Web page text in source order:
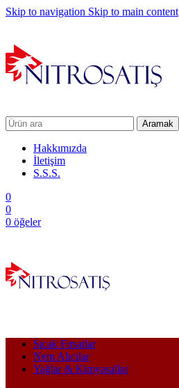
Skip to navigation Skip to main content
Aramak
Hakkımızda
İletişim
S.S.S.
0
0
0 öğeler
Sıcak Fırsatlar
Nem Alıcılar
Yağlar & Kimyasallar